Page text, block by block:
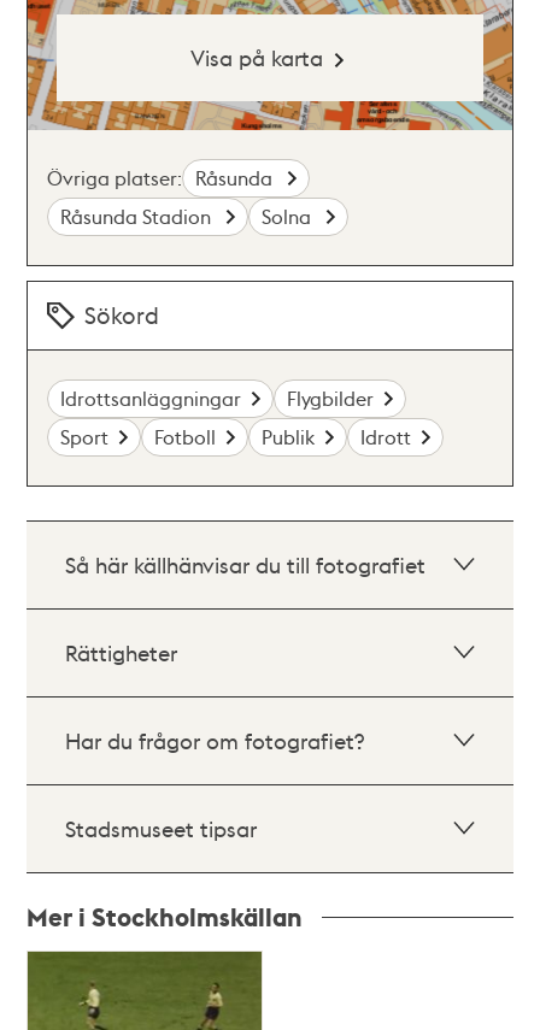
Visa på karta
Övriga platser: Råsunda
Råsunda Stadion
Solna
Sökord
Idrottsanläggningar
Flygbilder
Sport
Fotboll Publik Idrott
Så här källhänvisar du till fotografiet
Rättigheter
Har du frågor om fotografiet?
Stadsmuseet tipsar
Mer i Stockholmskällan